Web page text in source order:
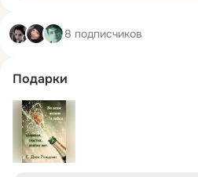
8 подписчиков
Подарки